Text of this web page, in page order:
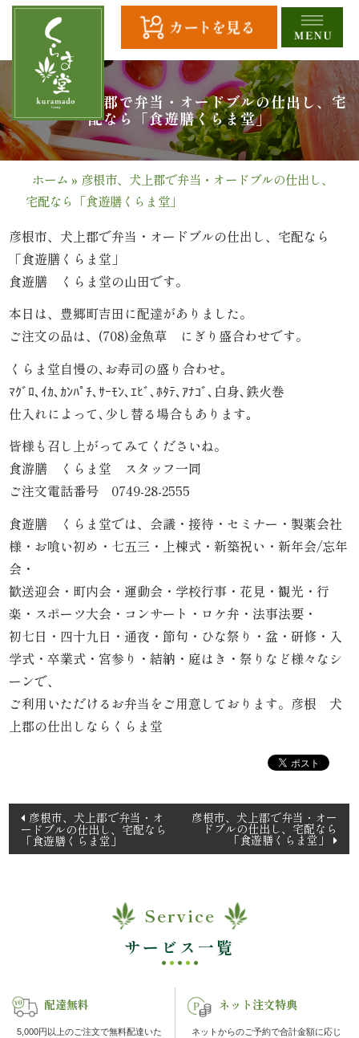
へ
ス
キ
HOME
全
品
一
覧
幕
の
内
弁
当
折
詰
弁
当
会
席
料
理
ー
ド
ま
彦根市、犬上郡で弁当・オードブルの仕出し、宅
配なら「食遊膳くらま堂」
ホーム » 彦根市、犬上郡で弁当・オードブルの仕出し、
宅配なら「食遊膳くらま堂」
彦根市、犬上郡で弁当・オードブルの仕出し、宅配なら
「食遊膳くらま堂」
食遊膳 くらま堂の山田です。
本日は、豊郷町吉田に配達がありました。
ご注文の品は、(708)金魚草 にぎり盛合わせです。
くらま堂自慢の､お寿司の盛り合わせ｡
ﾏｸﾞﾛ､ｲｶ､ｶﾝﾊﾟﾁ､ｻｰﾓﾝ､ｴﾋﾞ､ﾎﾀﾃ､ｱﾅｺﾞ､白身､鉄火巻
仕入れによって､少し替る場合もあります｡
皆様も召し上がってみてくださいね。
食游膳 くらま堂 スタッフ一同
ご注文電話番号 0749-28-2555
食遊膳 くらま堂では、会議・接待・セミナー・製薬会社
様・お喰い初め・七五三・上棟式・新築祝い・新年会/忘年
会・
歓送迎会・町内会・運動会・学校行事・花見・観光・行
楽・スポーツ大会・コンサート・ロケ弁・法事法要・
初七日・四十九日・通夜・節句・ひな祭り・盆・研修・入
学式・卒業式・宮参り・結納・庭はき・祭りなど様々なシ
ーンで、
ご利用いただけるお弁当をご用意しております。彦根 犬
上郡の仕出しならくらま堂
投
稿
ナ
ン
彦根市、犬上郡で弁当・オ
ードブルの仕出し、宅配なら
「食遊膳くらま堂」
彦根市、犬上郡で弁当・オー
ドブルの仕出し、宅配なら
「食遊膳くらま堂」
Service
サービス一覧
配達無料
5,000円以上のご注文で無料配達いた
ネット注文特典
ネットからのご予約で合計金額に応じ